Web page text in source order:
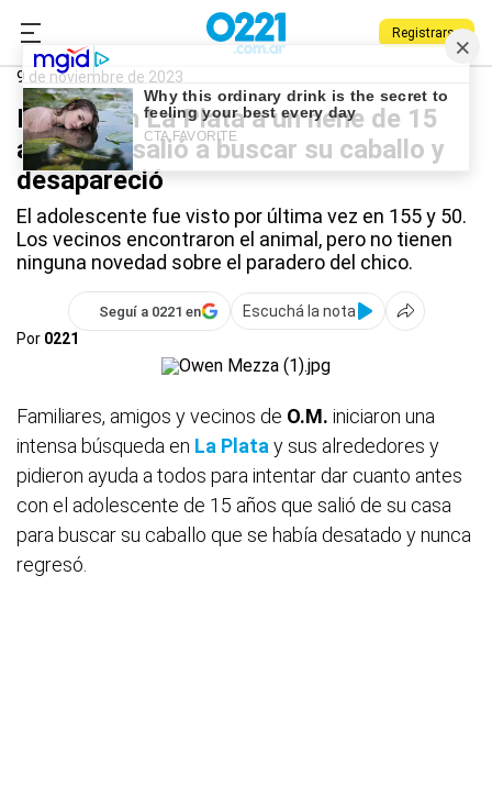
Registrarse
0221.com.ar
La Plata
9 de noviembre de 2023
Buscan en La Plata a un nene de 15
años que salió a buscar su caballo y
desapareció
El adolescente fue visto por última vez en 155 y 50.
Los vecinos encontraron el animal, pero no tienen
ninguna novedad sobre el paradero del chico.
Seguí a 0221 en
Escuchá la nota
Por 0221
Familiares, amigos y vecinos de O.M. iniciaron una
intensa búsqueda en La Plata y sus alrededores y
pidieron ayuda a todos para intentar dar cuanto antes
con el adolescente de 15 años que salió de su casa
para buscar su caballo que se había desatado y nunca
regresó.